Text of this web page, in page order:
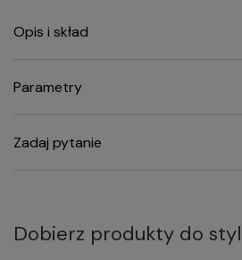
Opis i skład
Parametry
Zadaj pytanie
Dobierz produkty do